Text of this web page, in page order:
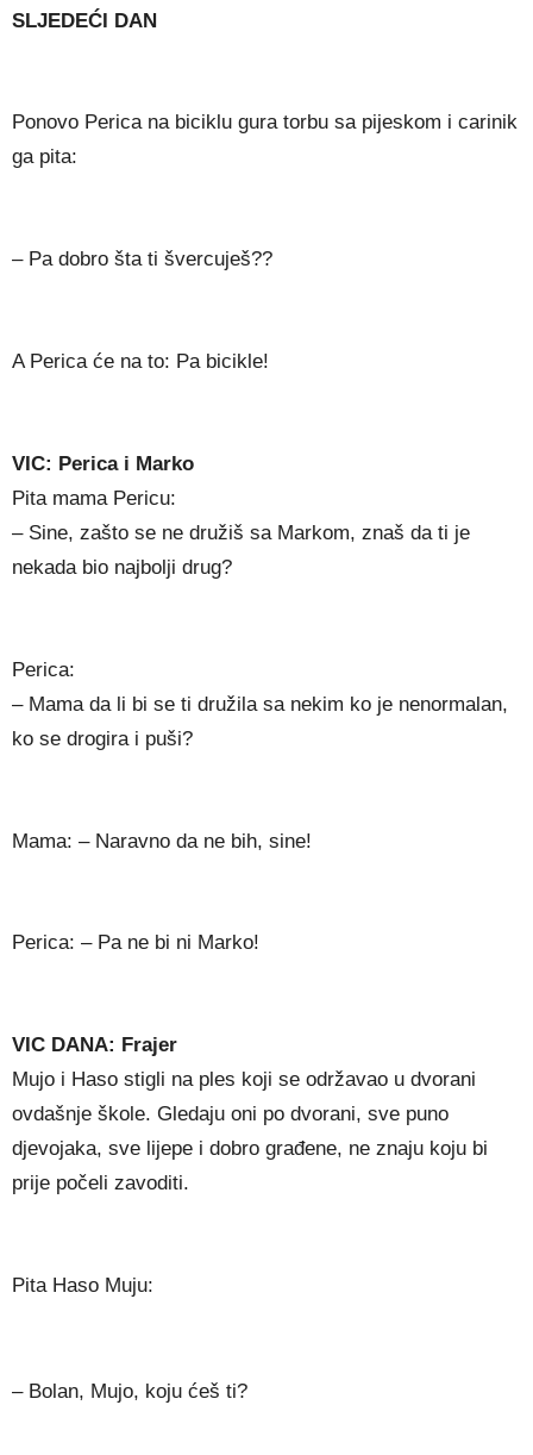
SLJEDEĆI DAN
Ponovo Perica na biciklu gura torbu sa pijeskom i carinik
ga pita:
– Pa dobro šta ti švercuješ??
A Perica će na to: Pa bicikle!
VIC: Perica i Marko
Pita mama Pericu:
– Sine, zašto se ne družiš sa Markom, znaš da ti je
nekada bio najbolji drug?
Perica:
– Mama da li bi se ti družila sa nekim ko je nenormalan,
ko se drogira i puši?
Mama: – Naravno da ne bih, sine!
Perica: – Pa ne bi ni Marko!
VIC DANA: Frajer
Mujo i Haso stigli na ples koji se održavao u dvorani
ovdašnje škole. Gledaju oni po dvorani, sve puno
djevojaka, sve lijepe i dobro građene, ne znaju koju bi
prije počeli zavoditi.
Pita Haso Muju:
– Bolan, Mujo, koju ćeš ti?